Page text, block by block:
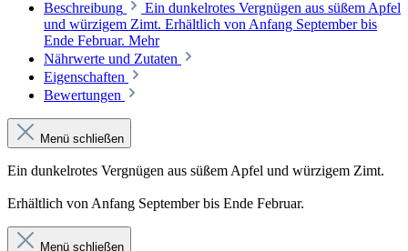
Beschreibung
Ein dunkelrotes Vergnügen aus süßem Apfel
und würzigem Zimt. Erhältlich von Anfang September bis
Ende Februar. Mehr
Nährwerte und Zutaten
Eigenschaften
Bewertungen
Menü schließen
Ein dunkelrotes Vergnügen aus süßem Apfel und würzigem Zimt.
Erhältlich von Anfang September bis Ende Februar.
Menü schließen